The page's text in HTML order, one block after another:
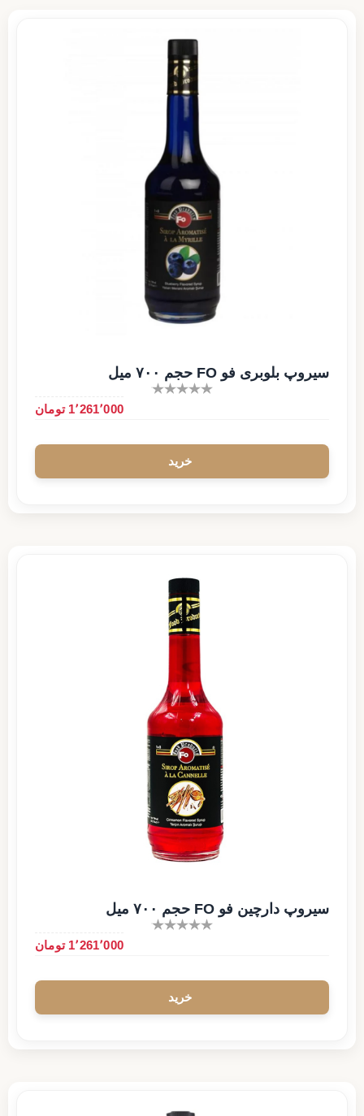
سیروپ بلوبری فو FO حجم ۷۰۰ میل
1٬261٬000 تومان
سیروپ دارچین فو FO حجم ۷۰۰ میل
1٬261٬000 تومان